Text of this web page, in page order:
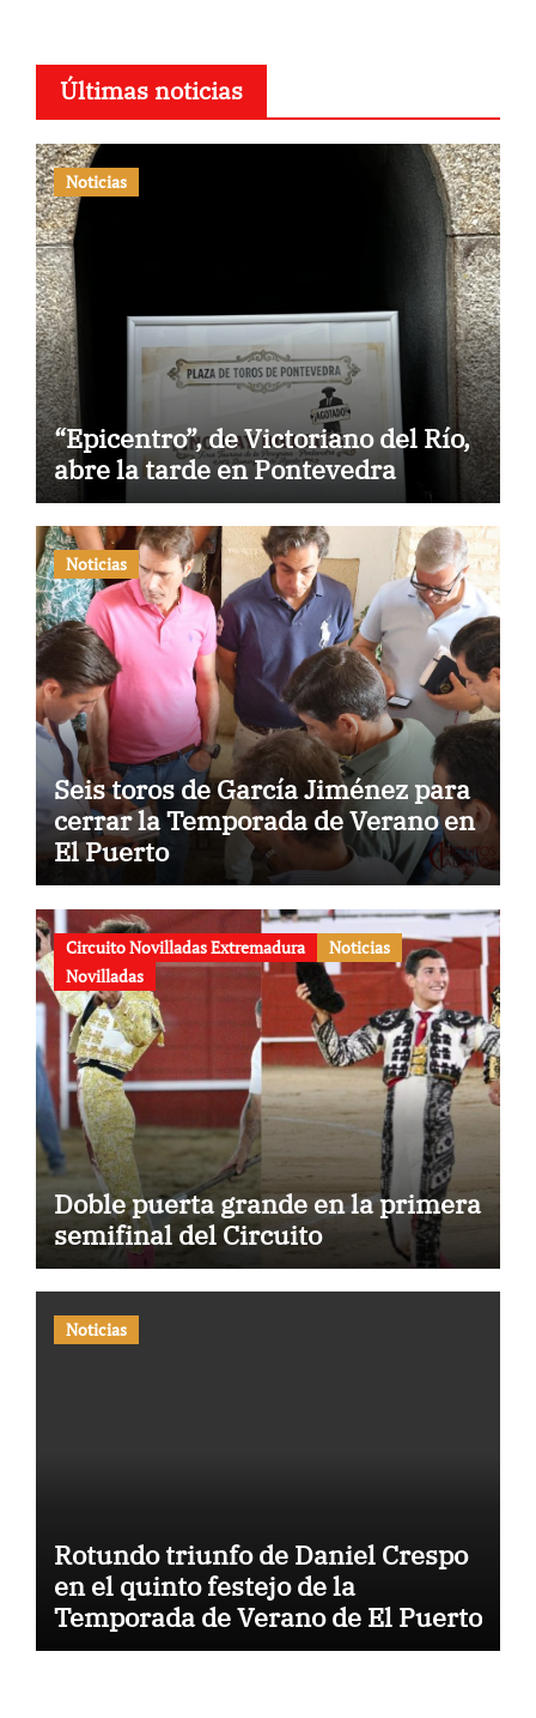
Últimas noticias
Noticias
“Epicentro”, de Victoriano del Río,
abre la tarde en Pontevedra
Noticias
Seis toros de García Jiménez para
cerrar la Temporada de Verano en
El Puerto
Circuito Novilladas Extremadura
Noticias
Novilladas
Doble puerta grande en la primera
semifinal del Circuito
Noticias
Rotundo triunfo de Daniel Crespo
en el quinto festejo de la
Temporada de Verano de El Puerto